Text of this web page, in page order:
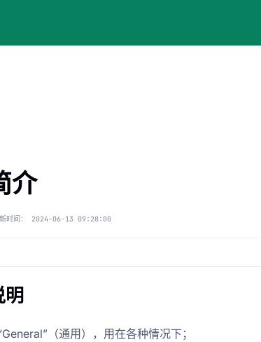
介
时间： 2024-06-13 09:28:00
明
（通用），用在各种情况下；